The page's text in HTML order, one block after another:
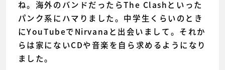
ね。海外のバンドだったらThe Clashといった
パンク系にハマりました。中学生くらいのとき
にYouTubeでNirvanaと出会いまして。それか
らは家にないCDや音楽を自ら求めるようになり
ました。